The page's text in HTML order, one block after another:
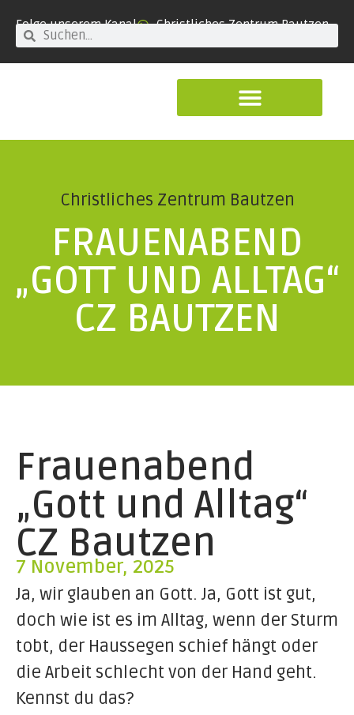
Folge unserem Kanal Christliches Zentrum Bautzen
Christliches Zentrum Bautzen
FRAUENABEND
„GOTT UND ALLTAG“
CZ BAUTZEN
Frauenabend
„Gott und Alltag“
CZ Bautzen
7 November, 2025
Ja, wir glauben an Gott. Ja, Gott ist gut,
doch wie ist es im Alltag, wenn der Sturm
tobt, der Haussegen schief hängt oder
die Arbeit schlecht von der Hand geht.
Kennst du das?